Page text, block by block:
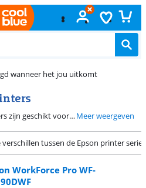
het jou uitkomt
Epson WorkForce inkjet printers zijn geschikt voor een (thuis)kantoor. Dankzij de printresolutie van minimaal 1.200 bij 1.200 dpi (dots per inch) worden e-mails, rapporten en andere tekstdocumenten scherp en goed leesbaar geprint. De WorkForce inkjet printers hebben wifi, waarmee je op afstand printopdrachten stuurt vanaf je telefoon of laptop naar je printer. De Epson WorkForce reeks is beschikbaar in uitvoeringen met All-in-one functionaliteiten en extra functies zoals een netwerkpoort en dubbelzijdig printen.Meer weergeven
verschillen tussen de Epson printer
WorkForce Pro WF-